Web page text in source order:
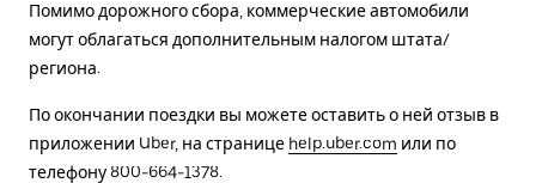
Помимо дорожного сбора, коммерческие автомобили
могут облагаться дополнительным налогом штата/
региона.
По окончании поездки вы можете оставить о ней отзыв в
приложении Uber, на странице help.uber.com или по
телефону 800-664-1378.